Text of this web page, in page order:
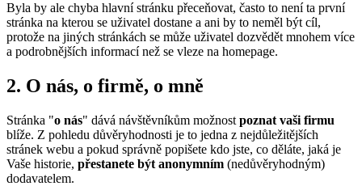
Byla by ale chyba hlavní stránku přeceňovat, často to není ta první
stránka na kterou se uživatel dostane a ani by to neměl být cíl,
protože na jiných stránkách se může uživatel dozvědět mnohem více
a podrobnějších informací než se vleze na homepage.
2. O nás, o firmě, o mně
Stránka "o nás" dává návštěvníkům možnost poznat vaši firmu
blíže. Z pohledu důvěryhodnosti je to jedna z nejdůležitějších
stránek webu a pokud správně popišete kdo jste, co děláte, jaká je
Vaše historie, přestanete být anonymním (nedůvěryhodným)
dodavatelem.